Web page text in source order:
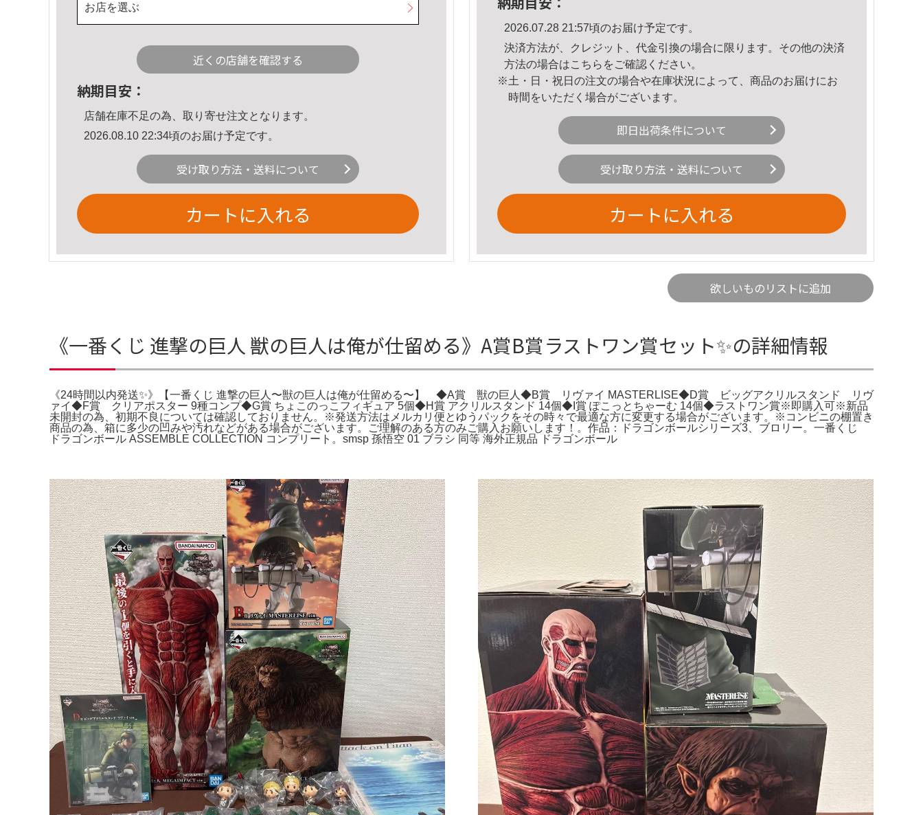
お店を選ぶ
近くの店舗を確認する
納期目安：
店舗在庫不足の為、取り寄せ注文となります。
2026.08.10 22:34頃のお届け予定です。
受け取り方法・送料について
カートに入れる
2026.07.28 21:57頃のお届け予定です。
決済方法が、クレジット、代金引換の場合に限ります。その他の決済
方法の場合はこちら をご確認ください。
※土・日・祝日の注文の場合や在庫状況によって、商品のお届けにお
時間をいただく場合がございます。
即日出荷条件について
受け取り方法・送料について
カートに入れる
欲しいものリストに追加
《一番くじ 進撃の巨人 獣の巨人は俺が仕留める》A賞B賞ラストワン賞セット✨の詳細情報
《24時間以内発送✨》【一番くじ 進撃の巨人〜獣の巨人は俺が仕留める〜】 ◆A賞 獣の巨人◆B賞 リヴァイ MASTERLISE◆D賞 ビッグアクリルスタンド リヴ
ァイ◆F賞 クリアポスター 9種コンプ◆G賞 ちょこのっこフィギュア 5個◆H賞 アクリルスタンド 14個◆I賞 ぽこっとちゃーむ 14個◆ラストワン賞※即購入可※新品
未開封の為、初期不良については確認しておりません。※発送方法はメルカリ便とゆうパックをその時々で最適な方に変更する場合がございます。※コンビニの棚置き
商品の為、箱に多少の凹みや汚れなどがある場合がございます。ご理解のある方のみご購入お願いします！。作品：ドラゴンボールシリーズ3、ブロリー。一番くじ
ドラゴンボール ASSEMBLE COLLECTION コンプリート。smsp 孫悟空 01 ブラシ 同等 海外正規品 ドラゴンボール